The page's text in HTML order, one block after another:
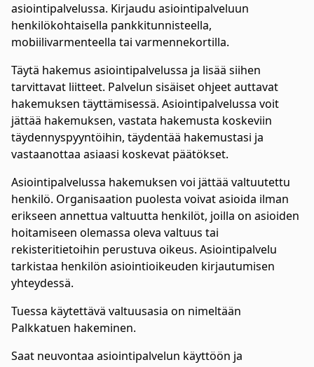
asiointipalvelussa. Kirjaudu asiointipalveluun
henkilökohtaisella pankkitunnisteella,
mobiilivarmenteella tai varmennekortilla.
Täytä hakemus asiointipalvelussa ja lisää siihen
tarvittavat liitteet. Palvelun sisäiset ohjeet auttavat
hakemuksen täyttämisessä. Asiointipalvelussa voit
jättää hakemuksen, vastata hakemusta koskeviin
täydennyspyyntöihin, täydentää hakemustasi ja
vastaanottaa asiaasi koskevat päätökset.
Asiointipalvelussa hakemuksen voi jättää valtuutettu
henkilö. Organisaation puolesta voivat asioida ilman
erikseen annettua valtuutta henkilöt, joilla on asioiden
hoitamiseen olemassa oleva valtuus tai
rekisteritietoihin perustuva oikeus. Asiointipalvelu
tarkistaa henkilön asiointioikeuden kirjautumisen
yhteydessä.
Tuessa käytettävä valtuusasia on nimeltään
Palkkatuen hakeminen.
Saat neuvontaa asiointipalvelun käyttöön ja